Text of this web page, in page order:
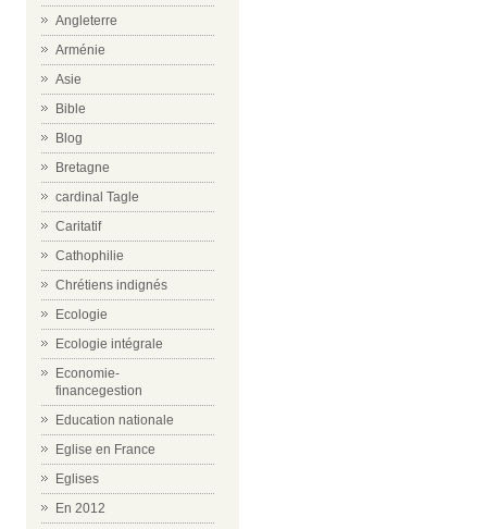
Angleterre
Arménie
Asie
Bible
Blog
Bretagne
cardinal Tagle
Caritatif
Cathophilie
Chrétiens indignés
Ecologie
Ecologie intégrale
Economie-
financegestion
Education nationale
Eglise en France
Eglises
En 2012